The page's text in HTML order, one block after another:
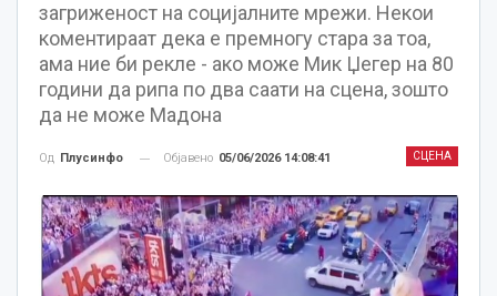
загриженост на социјалните мрежи. Некои
коментираат дека е премногу стара за тоа,
ама ние би рекле - ако може Мик Џегер на 80
години да рипа по два саати на сцена, зошто
да не може Мадона
СЦЕНА
Од Плусинфо Објавено 05/06/2026 14:08:41